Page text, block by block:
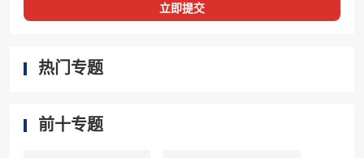
立即提交
热门专题
前十专题